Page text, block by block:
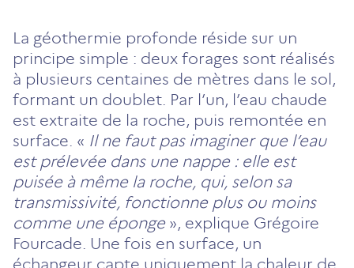
La géothermie profonde réside sur un
principe simple : deux forages sont réalisés
à plusieurs centaines de mètres dans le sol,
formant un doublet. Par l’un, l’eau chaude
est extraite de la roche, puis remontée en
surface. « Il ne faut pas imaginer que l’eau
est prélevée dans une nappe : elle est
puisée à même la roche, qui, selon sa
transmissivité, fonctionne plus ou moins
comme une éponge », explique Grégoire
Fourcade. Une fois en surface, un
échangeur capte uniquement la chaleur de